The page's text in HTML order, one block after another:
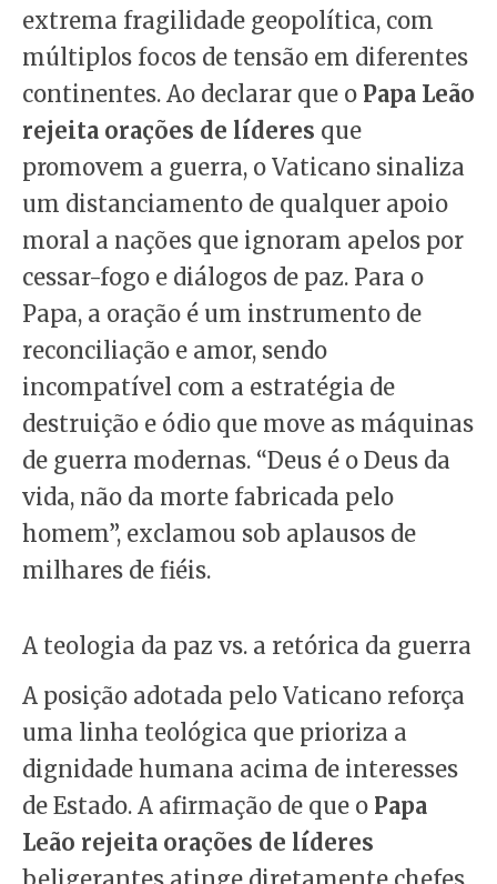
extrema fragilidade geopolítica, com
múltiplos focos de tensão em diferentes
continentes. Ao declarar que o Papa Leão
rejeita orações de líderes que
promovem a guerra, o Vaticano sinaliza
um distanciamento de qualquer apoio
moral a nações que ignoram apelos por
cessar-fogo e diálogos de paz. Para o
Papa, a oração é um instrumento de
reconciliação e amor, sendo
incompatível com a estratégia de
destruição e ódio que move as máquinas
de guerra modernas. “Deus é o Deus da
vida, não da morte fabricada pelo
homem”, exclamou sob aplausos de
milhares de fiéis.
A teologia da paz vs. a retórica da guerra
A posição adotada pelo Vaticano reforça
uma linha teológica que prioriza a
dignidade humana acima de interesses
de Estado. A afirmação de que o Papa
Leão rejeita orações de líderes